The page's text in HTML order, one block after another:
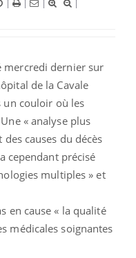
| | |
|
mercredi dernier sur
de la Cavale
un couloir où les
« analyse plus
causes du décès
cependant précisé
multiples » et
en cause « la qualité
médicales soignantes